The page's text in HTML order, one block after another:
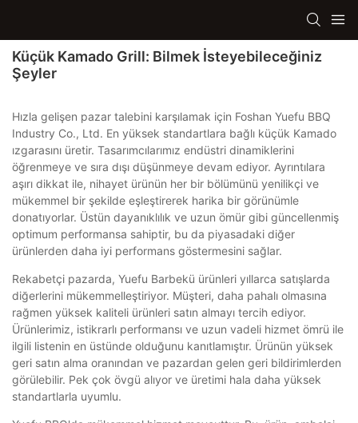
Küçük Kamado Grill: Bilmek İsteyebileceğiniz
Şeyler
Hızla gelişen pazar talebini karşılamak için Foshan Yuefu BBQ
Industry Co., Ltd. En yüksek standartlara bağlı küçük Kamado
ızgarasını üretir. Tasarımcılarımız endüstri dinamiklerini
öğrenmeye ve sıra dışı düşünmeye devam ediyor. Ayrıntılara
aşırı dikkat ile, nihayet ürünün her bir bölümünü yenilikçi ve
mükemmel bir şekilde eşleştirerek harika bir görünümle
donatıyorlar. Üstün dayanıklılık ve uzun ömür gibi güncellenmiş
optimum performansa sahiptir, bu da piyasadaki diğer
ürünlerden daha iyi performans göstermesini sağlar.
Rekabetçi pazarda, Yuefu Barbekü ürünleri yıllarca satışlarda
diğerlerini mükemmelleştiriyor. Müşteri, daha pahalı olmasına
rağmen yüksek kaliteli ürünleri satın almayı tercih ediyor.
Ürünlerimiz, istikrarlı performansı ve uzun vadeli hizmet ömrü ile
ilgili listenin en üstünde olduğunu kanıtlamıştır. Ürünün yüksek
geri satın alma oranından ve pazardan gelen geri bildirimlerden
görülebilir. Pek çok övgü alıyor ve üretimi hala daha yüksek
standartlarla uyumlu.